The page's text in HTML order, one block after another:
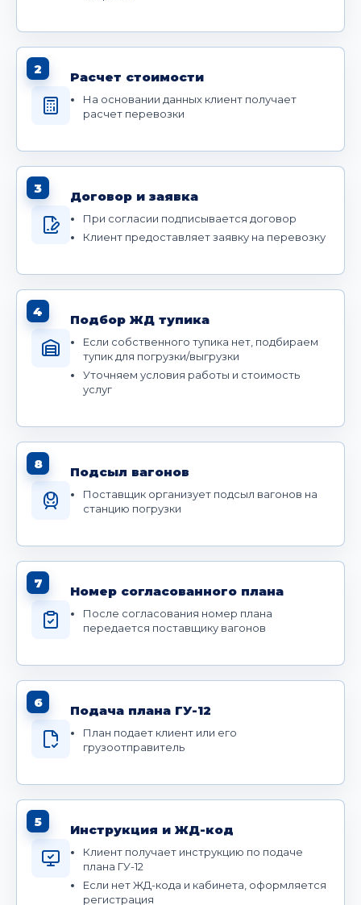
2
Расчет стоимости
На основании данных клиент получает
расчет перевозки
3
Договор и заявка
При согласии подписывается договор
Клиент предоставляет заявку на перевозку
4
Подбор ЖД тупика
Если собственного тупика нет, подбираем
тупик для погрузки/выгрузки
Уточняем условия работы и стоимость
услуг
8
Подсыл вагонов
Поставщик организует подсыл вагонов на
станцию погрузки
7
Номер согласованного плана
После согласования номер плана
передается поставщику вагонов
6
Подача плана ГУ-12
План подает клиент или его
грузоотправитель
5
Инструкция и ЖД-код
Клиент получает инструкцию по подаче
плана ГУ-12
Если нет ЖД-кода и кабинета, оформляется
регистрация